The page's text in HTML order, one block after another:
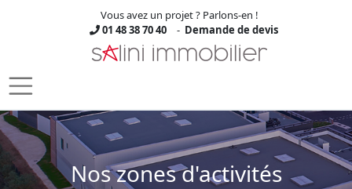
Skip to main content
Vous avez un projet ? Parlons-en !
01 48 38 70 40
- Demande de devis
Nos zones d'activités